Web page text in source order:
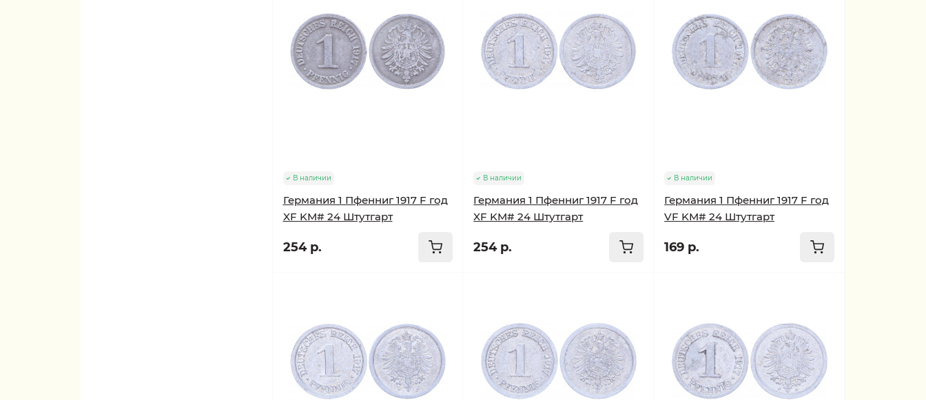
В наличии
Германия 1 Пфенниг 1917 F год
XF KM# 24 Штутгарт
254 р.
В наличии
Германия 1 Пфенниг 1917 F год
XF KM# 24 Штутгарт
254 р.
В наличии
Германия 1 Пфенниг 1917 F год
VF KM# 24 Штутгарт
169 р.